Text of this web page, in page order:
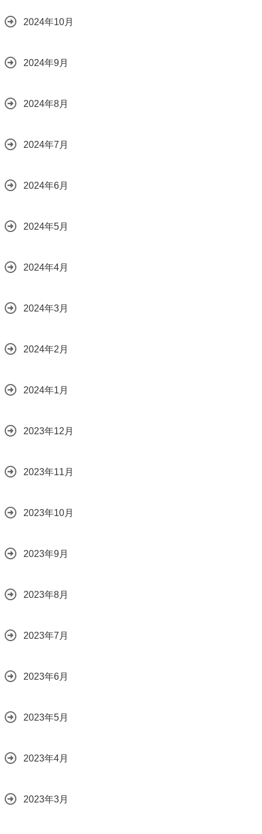
2024年10月
2024年9月
2024年8月
2024年7月
2024年6月
2024年5月
2024年4月
2024年3月
2024年2月
2024年1月
2023年12月
2023年11月
2023年10月
2023年9月
2023年8月
2023年7月
2023年6月
2023年5月
2023年4月
2023年3月